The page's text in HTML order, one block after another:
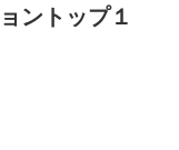
ントップ１